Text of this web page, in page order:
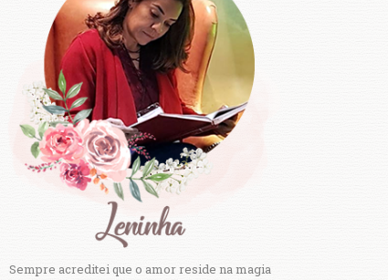
Sempre acreditei que o amor reside na magia